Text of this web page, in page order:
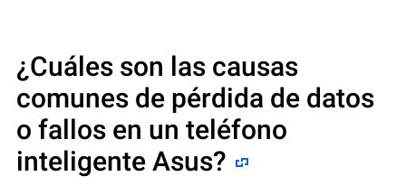
¿Cuáles son las causas
comunes de pérdida de datos
o fallos en un teléfono
inteligente Asus?